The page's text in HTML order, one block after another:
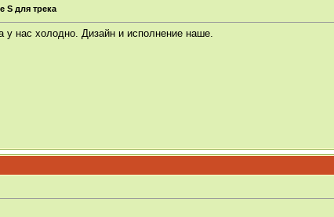
S для трека
нас холодно. Дизайн и исполнение наше.